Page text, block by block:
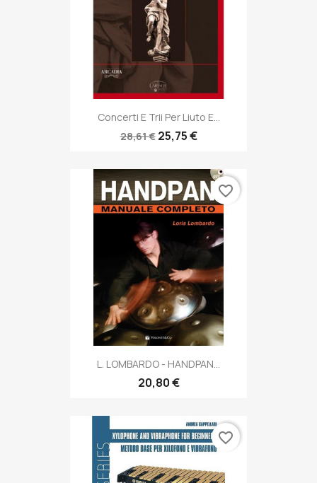
Concerti E Trii Per Liuto E...
28,61 € 25,75 €
L. LOMBARDO - HANDPAN...
20,80 €
favorite_border
favorite_border